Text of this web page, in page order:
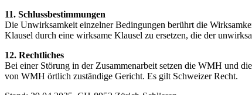
11. Schlussbestimmungen
Die Unwirksamkeit einzelner Bedingungen berührt die
Klausel durch eine wirksame Klausel zu ersetzen, die der
12. Rechtliches
Bei einer Störung in der Zusammenarbeit setzen die WMH und
von WMH örtlich zuständige Gericht. Es gilt Schweizer Recht.